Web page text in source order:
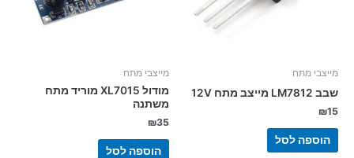
מייצבי מתח
שבב LM7812 מייצב מתח 12V
₪15
הוספה לסל
מייצבי מתח
מודול XL7015 מוריד מתח
משתנה
₪35
הוספה לסל